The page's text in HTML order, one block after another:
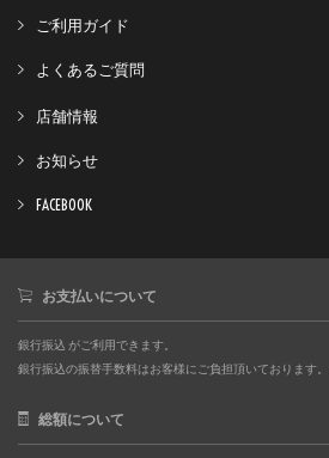
ご利用ガイド
よくあるご質問
店舗情報
お知らせ
FACEBOOK
お支払いについて
銀行振込 がご利用できます。
銀行振込の振替手数料はお客様にご負担頂いております。
総額について